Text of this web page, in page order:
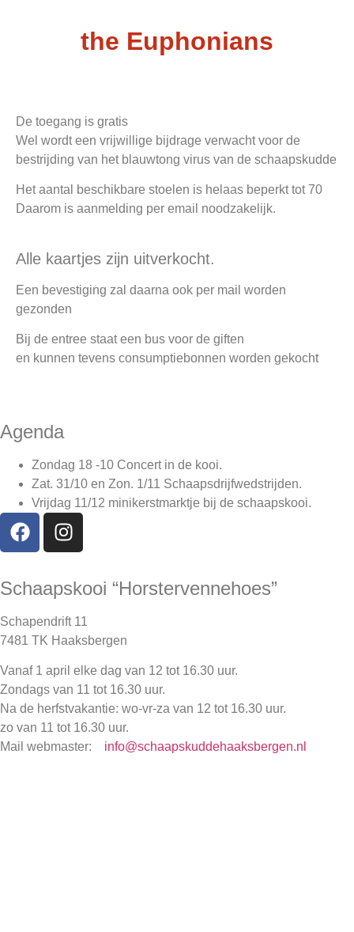
the Euphonians
De toegang is gratis
Wel wordt een vrijwillige bijdrage verwacht voor de
bestrijding van het blauwtong virus van de schaapskudde
Het aantal beschikbare stoelen is helaas beperkt tot 70
Daarom is aanmelding per email noodzakelijk.
Alle kaartjes zijn uitverkocht.
Een bevestiging zal daarna ook per mail worden
gezonden
Bij de entree staat een bus voor de giften
en kunnen tevens consumptiebonnen worden gekocht
Agenda
Zondag 18 -10 Concert in de kooi.
Zat. 31/10 en Zon. 1/11 Schaapsdrijfwedstrijden.
Vrijdag 11/12 minikerstmarktje bij de schaapskooi.
Schaapskooi “Horstervennehoes”
Schapendrift 11
7481 TK Haaksbergen
Vanaf 1 april elke dag van 12 tot 16.30 uur.
Zondags van 11 tot 16.30 uur.
Na de herfstvakantie: wo-vr-za van 12 tot 16.30 uur.
zo van 11 tot 16.30 uur.
Mail webmaster: info@schaapskuddehaaksbergen.nl